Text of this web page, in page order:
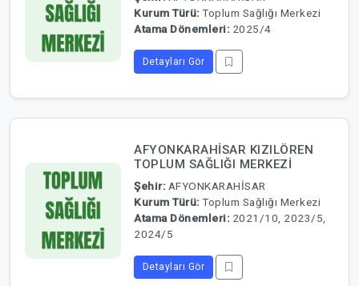
Kurum Türü: Toplum Sağlığı Merkezi
Atama Dönemleri: 2025/4
Detayları Gör
AFYONKARAHİSAR KIZILÖREN
TOPLUM SAĞLIĞI MERKEZİ
Şehir: AFYONKARAHİSAR
Kurum Türü: Toplum Sağlığı Merkezi
Atama Dönemleri: 2021/10, 2023/5,
2024/5
Detayları Gör